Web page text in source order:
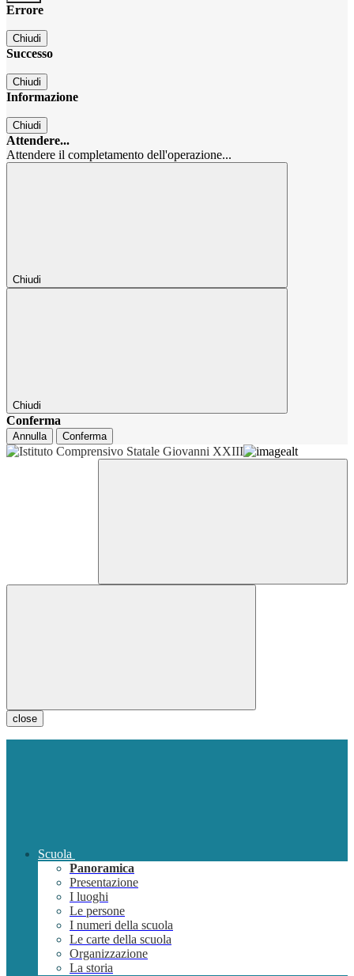
Errore
Chiudi
Successo
Chiudi
Informazione
Chiudi
Attendere...
Attendere il completamento dell'operazione...
Chiudi
Chiudi
Conferma
Annulla Conferma
close
Scuola
Panoramica
Presentazione
I luoghi
Le persone
I numeri della scuola
Le carte della scuola
Organizzazione
La storia